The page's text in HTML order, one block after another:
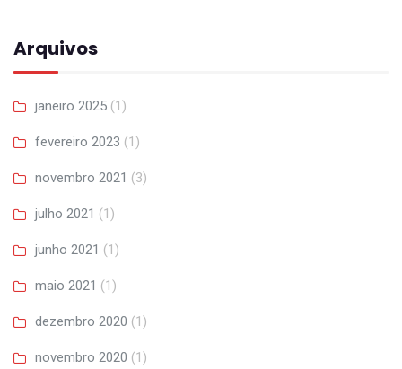
Arquivos
janeiro 2025 (1)
fevereiro 2023 (1)
novembro 2021 (3)
julho 2021 (1)
junho 2021 (1)
maio 2021 (1)
dezembro 2020 (1)
novembro 2020 (1)